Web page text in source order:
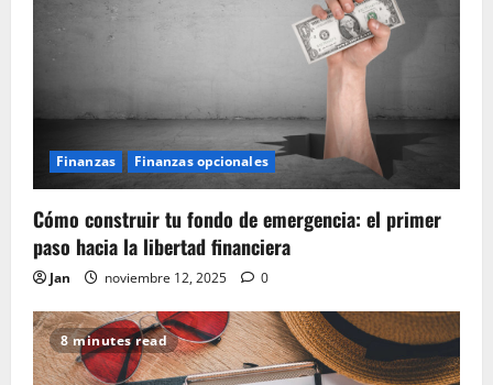
Finanzas Finanzas opcionales
Cómo construir tu fondo de emergencia: el primer
paso hacia la libertad financiera
Jan noviembre 12, 2025 0
8 minutes read